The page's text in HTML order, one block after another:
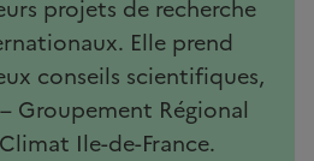
projets de recherche
Elle prend
conseils scientifiques,
Groupement Régional
Ile-de-France.